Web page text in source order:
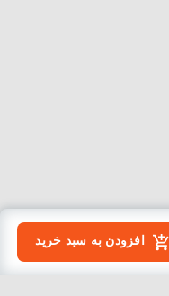
افزودن به سبد خرید